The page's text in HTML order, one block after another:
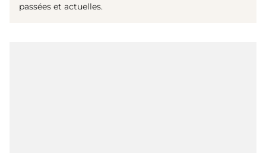
passées et actuelles.